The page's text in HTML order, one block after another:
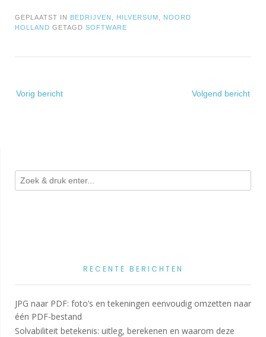
GEPLAATST IN BEDRIJVEN HILVERSUM
NOORD
HOLLAND GETAGD SOFTWARE
navigatie
Vorig bericht Volgend bericht
RECENTE BERICHTEN
JPG naar PDF: foto’s en tekeningen eenvoudig omzetten naar
één PDF-bestand
Solvabiliteit betekenis: uitleg, berekenen en waarom deze